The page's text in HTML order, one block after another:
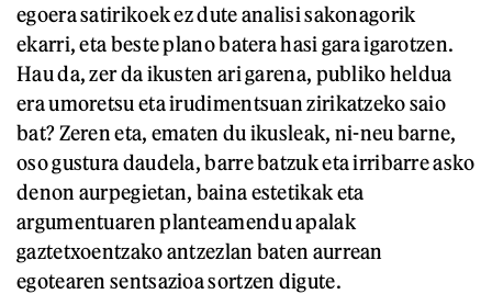
egoera satirikoek ez dute analisi sakonagorik
ekarri, eta beste plano batera hasi gara igarotzen.
Hau da, zer da ikusten ari garena, publiko heldua
era umoretsu eta irudimentsuan zirikatzeko saio
bat? Zeren eta, ematen du ikusleak, ni-neu barne,
oso gustura daudela, barre batzuk eta irribarre asko
denon aurpegietan, baina estetikak eta
argumentuaren planteamendu apalak
gaztetxoentzako antzezlan baten aurrean
egotearen sentsazioa sortzen digute.